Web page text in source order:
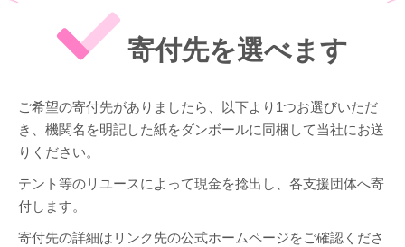
寄付先を選べます
ご希望の寄付先がありましたら、以下より1つお選びいただ
き、機関名を明記した紙をダンボールに同梱して当社にお送
りください。
テント等のリユースによって現金を捻出し、各支援団体へ寄
付します。
寄付先の詳細はリンク先の公式ホームページをご確認くださ